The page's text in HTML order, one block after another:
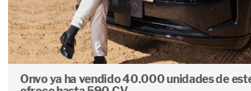
Onvo ya ha vendido 40.000 unidades de